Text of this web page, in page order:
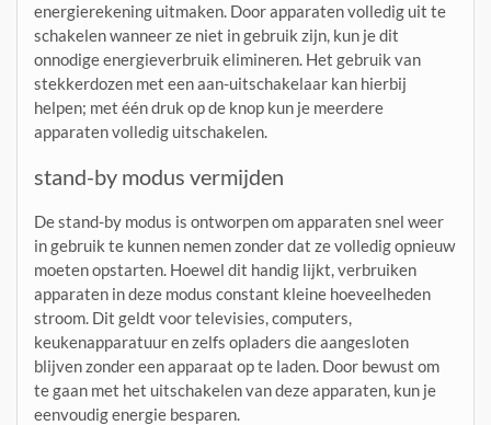
energierekening uitmaken. Door apparaten volledig uit te
schakelen wanneer ze niet in gebruik zijn, kun je dit
onnodige energieverbruik elimineren. Het gebruik van
stekkerdozen met een aan-uitschakelaar kan hierbij
helpen; met één druk op de knop kun je meerdere
apparaten volledig uitschakelen.
stand-by modus vermijden
De stand-by modus is ontworpen om apparaten snel weer
in gebruik te kunnen nemen zonder dat ze volledig opnieuw
moeten opstarten. Hoewel dit handig lijkt, verbruiken
apparaten in deze modus constant kleine hoeveelheden
stroom. Dit geldt voor televisies, computers,
keukenapparatuur en zelfs opladers die aangesloten
blijven zonder een apparaat op te laden. Door bewust om
te gaan met het uitschakelen van deze apparaten, kun je
eenvoudig energie besparen.